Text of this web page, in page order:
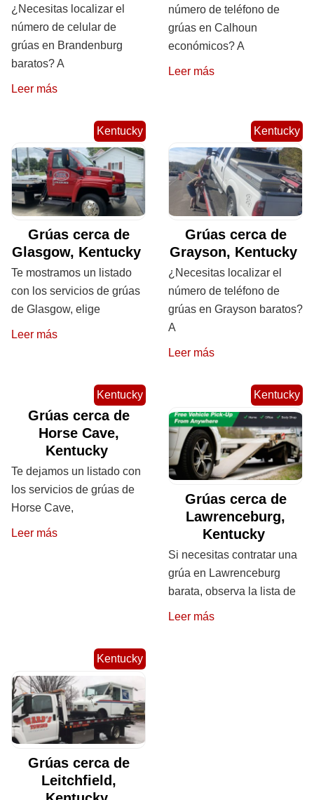
¿Necesitas localizar el
número de celular de
grúas en Brandenburg
baratos? A
Leer más
número de teléfono de
grúas en Calhoun
económicos? A
Leer más
Kentucky
Grúas cerca de
Glasgow, Kentucky
Te mostramos un listado
con los servicios de grúas
de Glasgow, elige
Leer más
Kentucky
Grúas cerca de
Grayson, Kentucky
¿Necesitas localizar el
número de teléfono de
grúas en Grayson baratos?
A
Leer más
Kentucky
Grúas cerca de
Horse Cave,
Kentucky
Te dejamos un listado con
los servicios de grúas de
Horse Cave,
Leer más
Kentucky
Grúas cerca de
Lawrenceburg,
Kentucky
Si necesitas contratar una
grúa en Lawrenceburg
barata, observa la lista de
Leer más
Kentucky
Grúas cerca de
Leitchfield,